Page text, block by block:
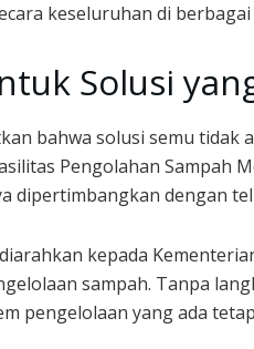
keseluruhan di
Solusi
bahwa solusi semu tidak
Pengolahan Sampah
dipertimbangkan dengan
kepada
sampah. Tanpa
pengelolaan yang ada